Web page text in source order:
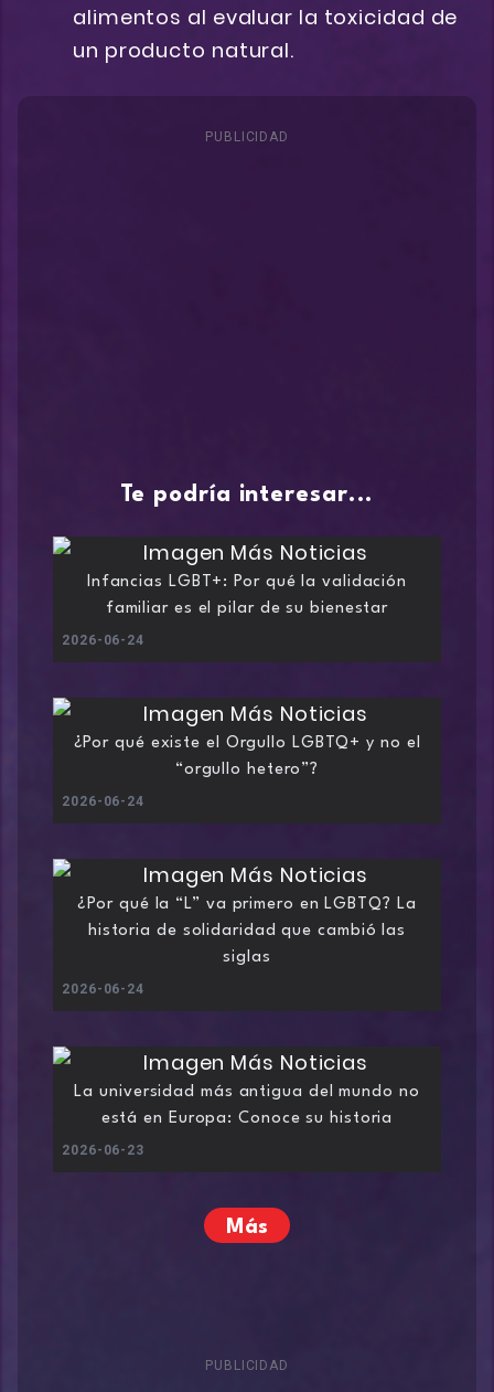
alimentos al evaluar la toxicidad de
un producto natural.
PUBLICIDAD
Te podría interesar...
Infancias LGBT+: Por qué la validación
familiar es el pilar de su bienestar
2026-06-24
¿Por qué existe el Orgullo LGBTQ+ y no el
“orgullo hetero”?
2026-06-24
¿Por qué la “L” va primero en LGBTQ? La
historia de solidaridad que cambió las
siglas
2026-06-24
La universidad más antigua del mundo no
está en Europa: Conoce su historia
2026-06-23
Más
PUBLICIDAD